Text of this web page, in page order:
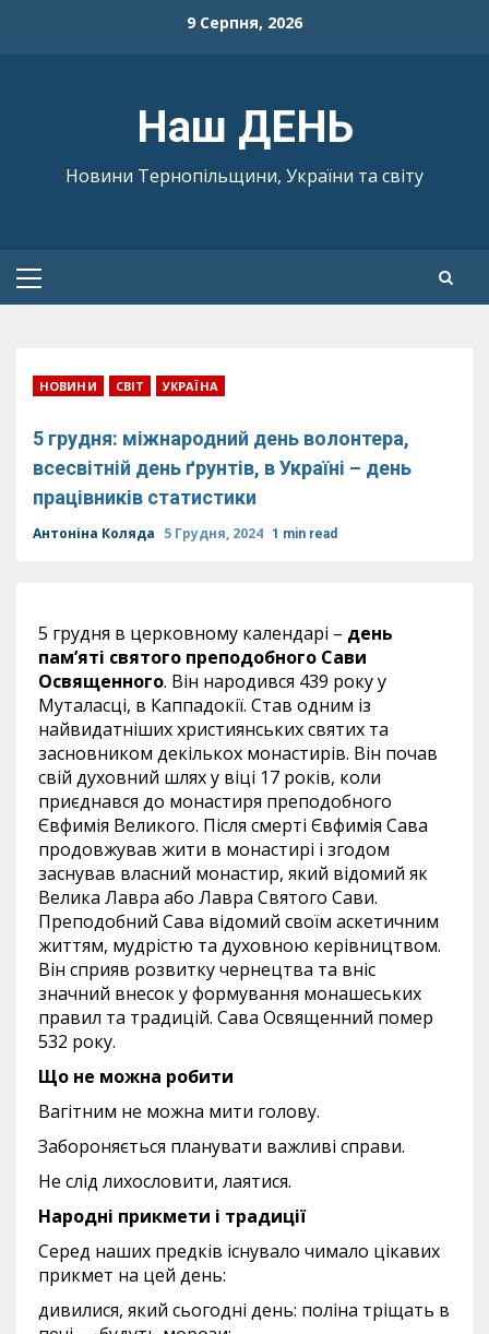
9 Серпня, 2026
Наш ДЕНЬ
Новини Тернопільщини, України та світу
Primary
НОВИНИ СВІТ УКРАЇНА
5 грудня: міжнародний день волонтера,
всесвітній день ґрунтів, в Україні – день
працівників статистики
Антоніна Коляда 5 Грудня, 2024 1 min read
5 грудня в церковному календарі – день
пам’яті святого преподобного Сави
Освященного. Він народився 439 року у
Муталасці, в Каппадокії. Став одним із
найвидатніших християнських святих та
засновником декількох монастирів. Він почав
свій духовний шлях у віці 17 років, коли
приєднався до монастиря преподобного
Євфимія Великого. Після смерті Євфимія Сава
продовжував жити в монастирі і згодом
заснував власний монастир, який відомий як
Велика Лавра або Лавра Святого Сави.
Преподобний Сава відомий своїм аскетичним
життям, мудрістю та духовною керівництвом.
Він сприяв розвитку чернецтва та вніс
значний внесок у формування монашеських
правил та традицій. Сава Освященний помер
532 року.
Що не можна робити
Вагітним не можна мити голову.
Забороняється планувати важливі справи.
Не слід лихословити, лаятися.
Народні прикмети і традиції
Серед наших предків існувало чимало цікавих
прикмет на цей день:
дивилися, який сьогодні день: поліна тріщать в